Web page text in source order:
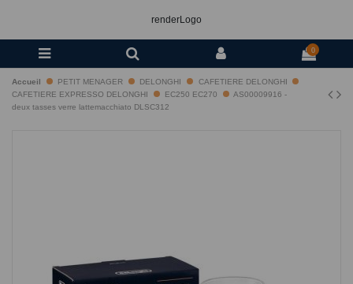
renderLogo
0
Accueil PETIT MENAGER DELONGHI
CAFETIERE DELONGHI
CAFETIERE EXPRESSO DELONGHI
EC250 EC270
AS00009916 -
deux tasses verre lattemacchiato DLSC312